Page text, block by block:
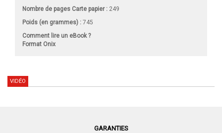
Nombre de pages Carte papier: 249
Poids (en grammes) : 745
Comment lire un eBook ?
Format Onix
VIDÉO
GARANTIES